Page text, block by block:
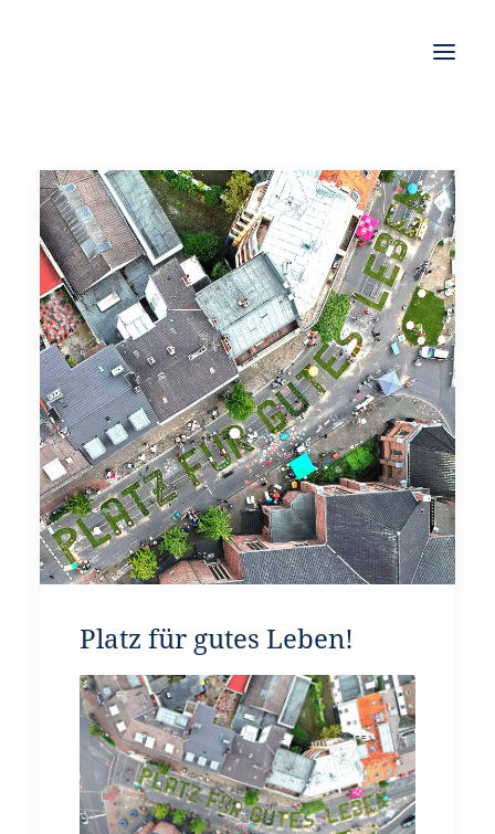
STORIES
WORK
JOBS
SHOP
KONTAKT
IMPRESSUM
DATENSCHUTZ
WIDERRUFSBELEHRUNG
Platz für gutes Leben!